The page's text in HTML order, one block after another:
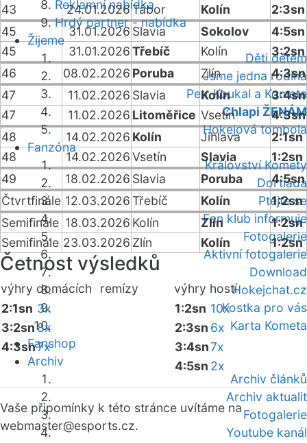
Reklamní nabídka
Hrdý partner - nabídka
Žijeme
Děti dětem
Jsme jedna rodina
Petr Koukal a Kometa
Chlapi ŽENÁM
Hokejová tombola
Fanzóna
Království Komety
Dortiáda
Ptejte se
Fan klub informuje
Fotogalerie
Aktivní fotogalerie
Download
Hokejchat.cz
Kostka pro vás
Karta Kometa
Fanshop
Archiv
Archiv článků
Archiv aktualit
Fotogalerie
Youtube kanál
43 24.01.2026Tábor Kolín
2:3sn
45
31.01.2026 Slavia Sokolov
4:5sn
45
31.01.2026Třebíč Kolín
3:2sn
46
08.02.2026 Poruba Zlín
4:3sn
47
11.02.2026 Slavia Kolín
3:4sn
47
11.02.2026 Litoměřice Vsetín
4:3sn
48
14.02.2026 Kolín Jihlava
2:1sn
48
14.02.2026Vsetín Slavia
1:2sn
49
18.02.2026 Slavia Poruba
4:5sn
Čtvrtfinále 12.03.2026Třebíč Kolín
1:2sn
Semifinále 18.03.2026 Kolín Zlín
1:2sn
Semifinále 23.03.2026 Zlín Kolín 1:2sn
Četnost výsledků
výhry domácích remízy výhry hostí
2:1sn 3x
3:2sn8x
4:3sn7x
1:2sn 10x
2:3sn 6x
3:4sn7x
4:5sn 2x
Vaše připomínky k této stránce uvítáme na
webmaster@esports.cz.